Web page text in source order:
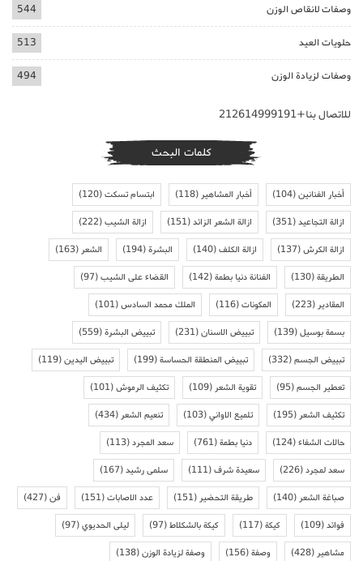
وصفات لانقاص الوزن 544
حلويات العيد 513
وصفات لزيادة الوزن 494
للاتصال بنا+212614999191
كلمات البحث
أخبار الفنانين(104) أخبار المشاهير(118) ابتسام تسكت(120)
ازالة التجاعيد(351) ازالة الشعر الزائد(151) ازالة الشيب(222)
ازالة الكرش(137) ازالة الكلف(140) البشرة(194) الشعر(163)
الطريقة(130) الفنانة دنيا بطمة(142) القضاء على الشيب(97)
المقادير(223) المكونات(116) الملك محمد السادس(101)
بسمة بوسيل(139) تبييض الاسنان(231) تبييض البشرة(559)
تبييض الجسم(332) تبييض المنطقة الحساسة(199) تبييض اليدين(119)
تعطير الجسم(95) تقوية الشعر(109) تكثيف الرموش(101)
تكثيف الشعر(195) تلميع الاواني(103) تنعيم الشعر(434)
حالات الشفاء(124) دنيا بطمة(761) سعد المجرد(113)
سعد لمجرد(226) سعيدة شرف(111) سلمى رشيد(167)
صباغة الشعر(140) طريقة التحضير(151) عدد الاصابات(151) فن(427)
فوائد(109) كيكة(117) كيكة بالشكلاط(97) ليلى الحديوي(97)
مشاهير(428) وصفة(156) وصفة لزيادة الوزن(138)